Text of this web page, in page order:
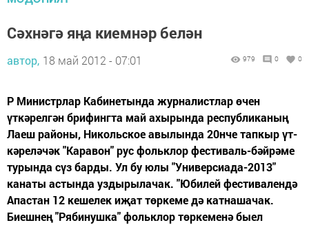
Сәхнәгә яңа киемнәр белән
автор, 18 май 2012 - 07:01 979 0 0
Р Министрлар Кабинетында журналистлар өчен
үткәрелгән брифингта май ахырында республиканың
Лаеш районы, Никольское авылында 20нче тапкыр үт­
кәреләчәк "Каравон" рус фольклор фестиваль-бәйрәме
турында сүз барды. Ул бу юлы "Универсиада-2013"
канаты астында уздырылачак. "Ю­билей фестивалендә
Апастан 12 кешелек иҗат төркеме дә катнашачак.
Биешнең "Рябинушка" фольклор төркеменә быел